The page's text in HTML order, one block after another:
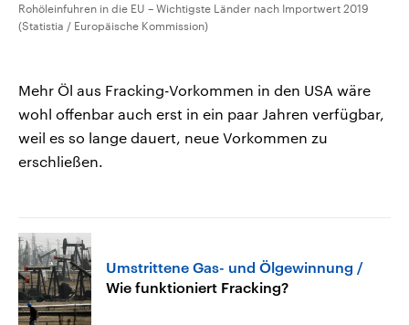
Rohöleinfuhren in die EU – Wichtigste Länder nach Importwert 2019
(Statistia / Europäische Kommission)
Mehr Öl aus Fracking-Vorkommen in den USA wäre
wohl offenbar auch erst in ein paar Jahren verfügbar,
weil es so lange dauert, neue Vorkommen zu
erschließen.
Umstrittene Gas- und Ölgewinnung
Wie funktioniert Fracking?